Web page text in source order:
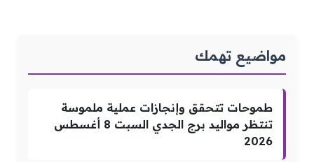
مواضيع تهمك
طموحات تتحقق وإنجازات عملية ملموسة
تنتظر مواليد برج الجدي السبت 8 أغسطس
2026